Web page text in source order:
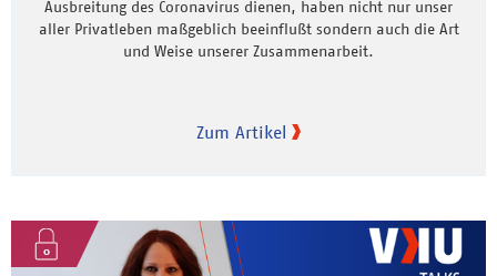
Ausbreitung des Coronavirus dienen, haben nicht nur unser
aller Privatleben maßgeblich beeinflußt sondern auch die Art
und Weise unserer Zusammenarbeit.
Zum Artikel